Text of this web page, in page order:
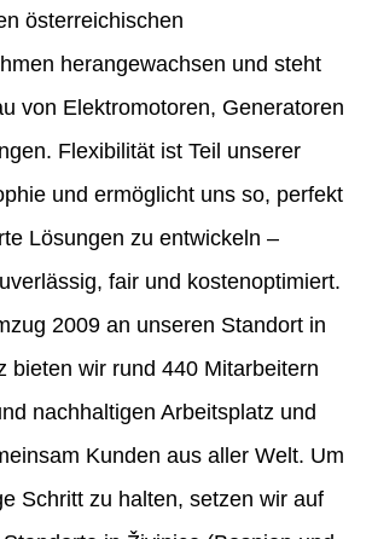
österreichischen
herangewachsen und steht
von Elektromotoren, Generatoren
Flexibilität ist Teil unserer
und ermöglicht uns so, perfekt
Lösungen zu entwickeln –
fair und kostenoptimiert.
2009 an unseren Standort in
bieten wir rund 440 Mitarbeitern
nachhaltigen Arbeitsplatz und
Kunden aus aller Welt. Um
Schritt zu halten, setzen wir auf